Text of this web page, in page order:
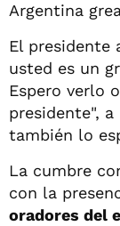
Argentina
El presidente
usted es un
Espero verlo
presidente",
también lo
La cumbre
con la
oradores del